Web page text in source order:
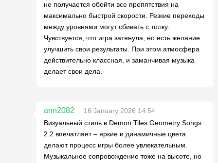
не получается обойти все препятствия на
максимально быстрой скорости. Резкие переходы
между уровнями могут сбивать с толку.
Чувствуется, что игра затянула, но есть желание
улучшить свои результаты. При этом атмосфера
действительно классная, и заманчивая музыка
делает свои дела.
ann2082
16 January 2026 14:54
Визуальный стиль в Demon Tiles Geometry Songs
2.2 впечатляет – яркие и динамичные цвета
делают процесс игры более увлекательным.
Музыкальное сопровождение тоже на высоте, но